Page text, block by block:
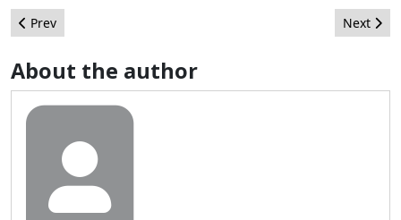
Previous article: Orgullo Joomla!
Prev Next
Next
About the author